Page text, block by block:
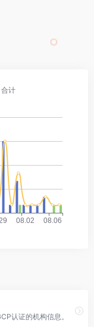
认证的机构信息。